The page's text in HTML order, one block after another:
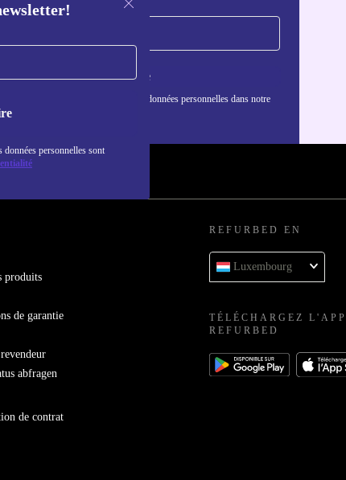
personnelles sont
S'inscrire
les informations sur l'utilisation des données personnelles dans notre
de confidentialité
produits
de garantie
abfragen
de contrat
REFURBED EN
Luxembourg
TÉLÉCHARGEZ
REFURBED